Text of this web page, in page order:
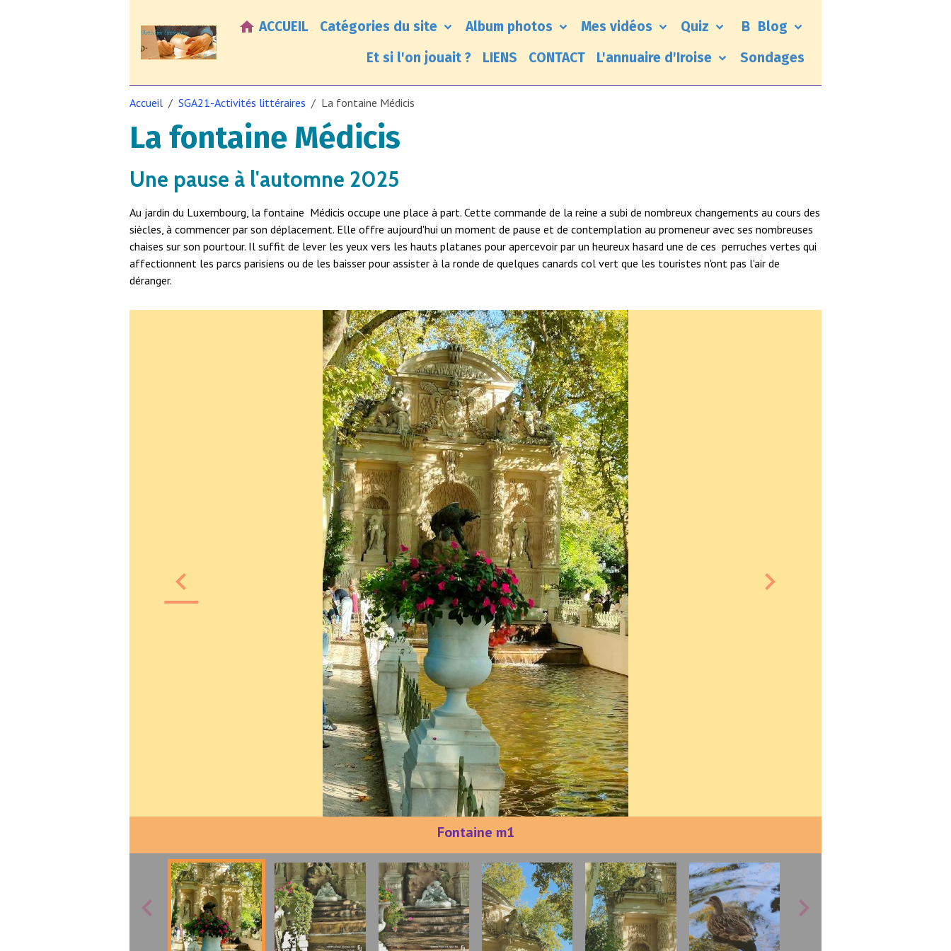
ACCUEIL Catégories du site Album photos Mes vidéos Quiz
Blog
Et si l'on jouait ?
LIENS CONTACT L'annuaire d'Iroise Sondages
Accueil SGA21-Activités littéraires La fontaine Médicis
La fontaine Médicis
Une pause à l'automne 2025
Au jardin du Luxembourg, la fontaine Médicis occupe une place à part. Cette commande de la reine a subi de nombreux changements au cours des
siècles, à commencer par son déplacement. Elle offre aujourd'hui un moment de pause et de contemplation au promeneur avec ses nombreuses
chaises sur son pourtour. Il suffit de lever les yeux vers les hauts platanes pour apercevoir par un heureux hasard une de ces perruches vertes qui
affectionnent les parcs parisiens ou de les baisser pour assister à la ronde de quelques canards col vert que les touristes n'ont pas l'air de
déranger.
Fontaine m1